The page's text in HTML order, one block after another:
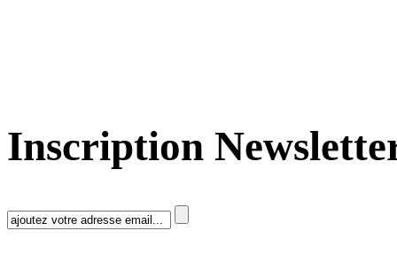
Inscription